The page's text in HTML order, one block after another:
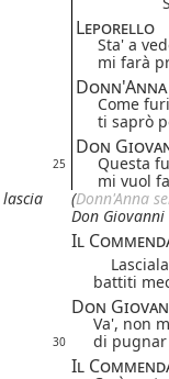
Leporello
Sta' a
mi farà
Donn'Anna
Come
ti saprò
Don
25
Questa
mi vuol
lascia
(Donn'Anna
Don
Il
battiti
Don
Va', non
30 di pugnar
Il